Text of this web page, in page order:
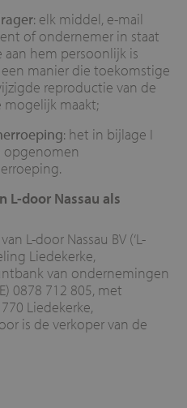
: elk middel, e-mail
of ondernemer in staat
hem persoonlijk is
manier die toekomstige
reproductie van de
maakt;
: het in bijlage I
opgenomen
L-door Nassau als
L-door Nassau BV (‘L-
Liedekerke,
van ondernemingen
0878 712 805, met
Liedekerke,
is de verkoper van de